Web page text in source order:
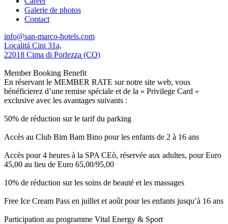
Galerie de photos
Contact
info@san-marco-hotels.com
Localitá Cini 31a,
22018 Cima di Porlezza (CO)
Member Booking Benefit
En réservant le MEMBER RATE sur notre site web, vous
bénéficierez d’une remise spéciale et de la « Privilege Card »
exclusive avec les avantages suivants :
50% de réduction sur le tarif du parking
Accès au Club Bim Bam Bino pour les enfants de 2 à 16 ans
Accès pour 4 heures à la SPA CEò, réservée aux adultes, pour Euro
45,00 au lieu de Euro 65,00/95,00
10% de réduction sur les soins de beauté et les massages
Free Ice Cream Pass en juillet et août pour les enfants jusqu’à 16 ans
Participation au programme Vital Energy & Sport